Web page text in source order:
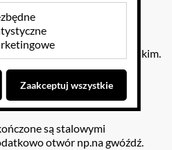
w języku polskim lub angielskim.
są stalowymi
otwór np.na gwóźdź.
Zaakceptuj wszystkie